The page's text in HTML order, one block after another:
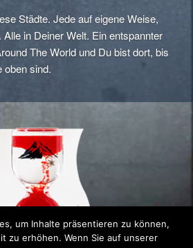
Städte. Jede auf eigene Weise,
in Deiner Welt. Ein entspannter
The World und Du bist dort, bis
oben sind.
um Inhalte präsentieren zu können,
zu erhöhen. Wenn Sie auf unserer